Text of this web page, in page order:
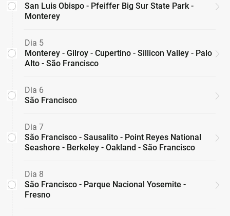
San Luis Obispo - Pfeiffer Big Sur State Park -
Monterey
Dia 5
Monterey - Gilroy - Cupertino - Sillicon Valley - Palo
Alto - São Francisco
Dia 6
São Francisco
Dia 7
São Francisco - Sausalito - Point Reyes National
Seashore - Berkeley - Oakland - São Francisco
Dia 8
São Francisco - Parque Nacional Yosemite -
Fresno